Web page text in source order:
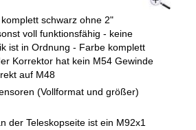
schwarz ohne 2"
voll funktionsfähig - keine
ist in Ordnung - Farbe komplett
Korrektor hat kein M54 Gewinde
auf M48
(Vollformat und größer)
der Teleskopseite ist ein M92x1